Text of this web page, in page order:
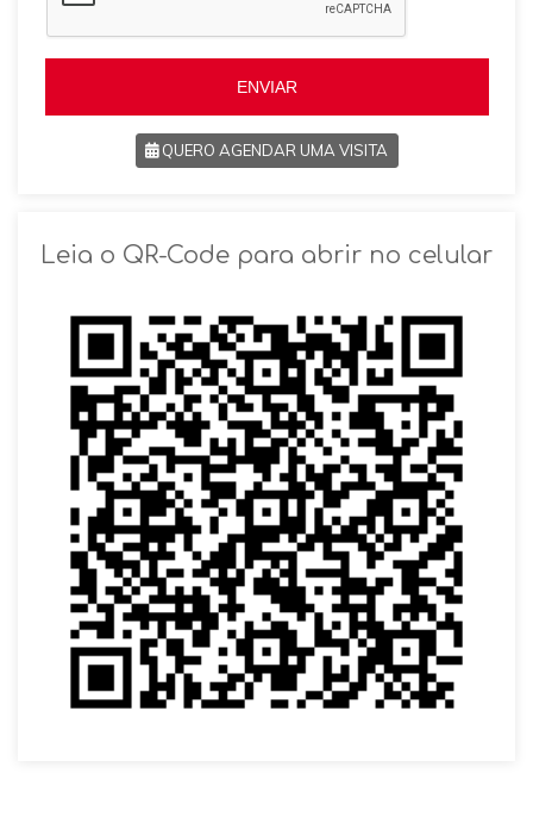
ENVIAR
QUERO AGENDAR UMA VISITA
Leia o QR-Code para abrir no celular